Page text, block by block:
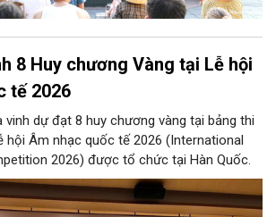
8 Huy chương Vàng tại Lễ hội
tế 2026
dự đạt 8 huy chương vàng tại bảng thi
hội Âm nhạc quốc tế 2026 (International
2026) được tổ chức tại Hàn Quốc.